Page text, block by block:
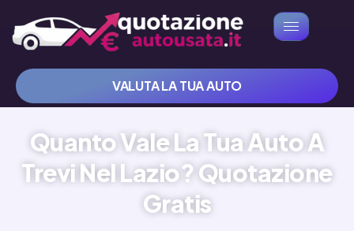
VALUTA LA TUA AUTO
Quanto Vale La Tua Auto A
Trevi Nel Lazio? Quotazione
Gratis